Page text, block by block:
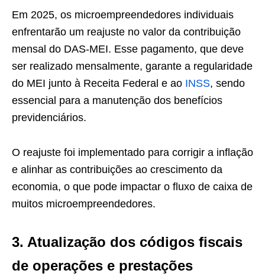
Em 2025, os microempreendedores individuais
enfrentarão um reajuste no valor da contribuição
mensal do DAS-MEI. Esse pagamento, que deve
ser realizado mensalmente, garante a regularidade
do MEI junto à Receita Federal e ao INSS, sendo
essencial para a manutenção dos benefícios
previdenciários.
O reajuste foi implementado para corrigir a inflação
e alinhar as contribuições ao crescimento da
economia, o que pode impactar o fluxo de caixa de
muitos microempreendedores.
3. Atualização dos códigos fiscais
de operações e prestações